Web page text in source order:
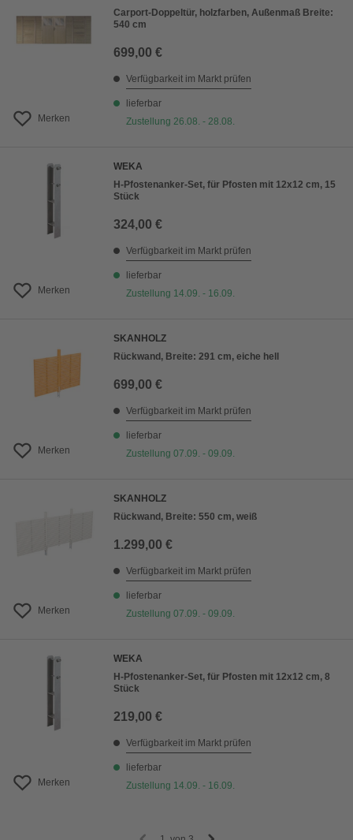
Merken
Carport-Doppeltür, holzfarben, Außenmaß Breite:
540 cm
699,00 €
Verfügbarkeit im Markt prüfen
lieferbar
Zustellung 26.08. - 28.08.
Merken
WEKA
H-Pfostenanker-Set, für Pfosten mit 12x12 cm, 15
Stück
324,00 €
Verfügbarkeit im Markt prüfen
lieferbar
Zustellung 14.09. - 16.09.
Merken
SKANHOLZ
Rückwand, Breite: 291 cm, eiche hell
699,00 €
Verfügbarkeit im Markt prüfen
lieferbar
Zustellung 07.09. - 09.09.
Merken
SKANHOLZ
Rückwand, Breite: 550 cm, weiß
1.299,00 €
Verfügbarkeit im Markt prüfen
lieferbar
Zustellung 07.09. - 09.09.
Merken
WEKA
H-Pfostenanker-Set, für Pfosten mit 12x12 cm, 8
Stück
219,00 €
Verfügbarkeit im Markt prüfen
lieferbar
Zustellung 14.09. - 16.09.